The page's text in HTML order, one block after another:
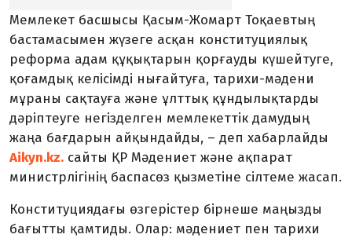
Мемлекет басшысы Қасым-Жомарт Тоқаевтың
бастамасымен жүзеге асқан конституциялық
реформа адам құқықтарын қорғауды күшейтуге,
қоғамдық келісімді нығайтуға, тарихи-мәдени
мұраны сақтауға және ұлттық құндылықтарды
дәріптеуге негізделген мемлекеттік дамудың
жаңа бағдарын айқындайды, – деп хабарлайды
Aikyn.kz. сайты ҚР Мәдениет және ақпарат
министрлігінің баспасөз қызметіне сілтеме жасап.
Конституциядағы өзгерістер бірнеше маңызды
бағытты қамтиды. Олар: мәдениет пен тарихи